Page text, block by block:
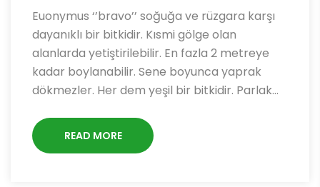
Euonymus ‘’bravo’’ soğuğa ve rüzgara karşı
dayanıklı bir bitkidir. Kısmi gölge olan
alanlarda yetiştirilebilir. En fazla 2 metreye
kadar boylanabilir. Sene boyunca yaprak
dökmezler. Her dem yeşil bir bitkidir. Parlak…
READ MORE